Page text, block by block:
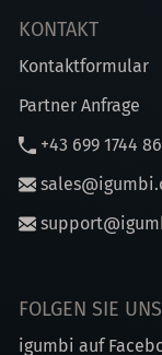
KONTAKT
Kontaktformular
Partner Anfrage
+43 699 1744
FOLGEN SIE UNS
igumbi auf